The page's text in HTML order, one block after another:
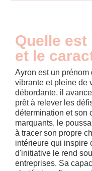
Quelle
et le
Ayron est un
vibrante et pleine de
débordante, il
prêt à relever les
détermination et son
marquants, le
à tracer son propre
intérieure qui inspire
d'initiative le rend
entreprises. Sa